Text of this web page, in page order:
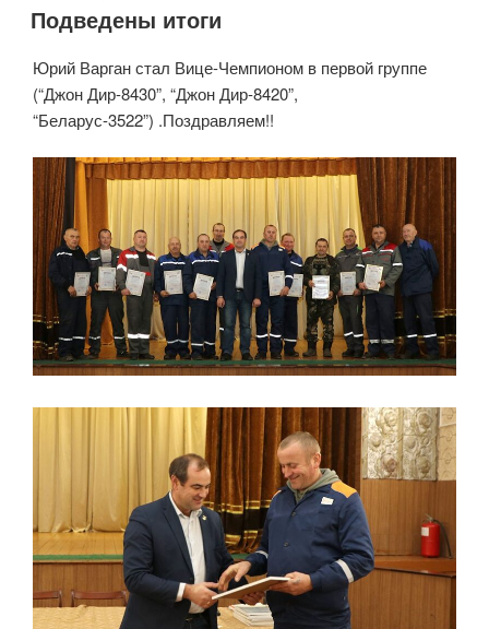
Подведены итоги
Юрий Варган стал Вице-Чемпионом в первой группе
(“Джон Дир-8430”, “Джон Дир-8420”,
“Беларус-3522”) .Поздравляем!!